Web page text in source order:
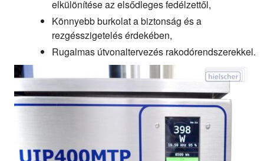
elkülönítése az elsődleges fedélzettől,
Könnyebb burkolat a biztonság és a
rezgésszigetelés érdekében,
Rugalmas útvonaltervezés rakodórendszerekkel.